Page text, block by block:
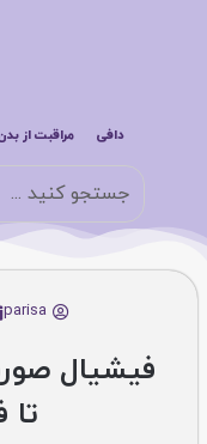
دافی مراقبت از
parisa
فیشیال
تا